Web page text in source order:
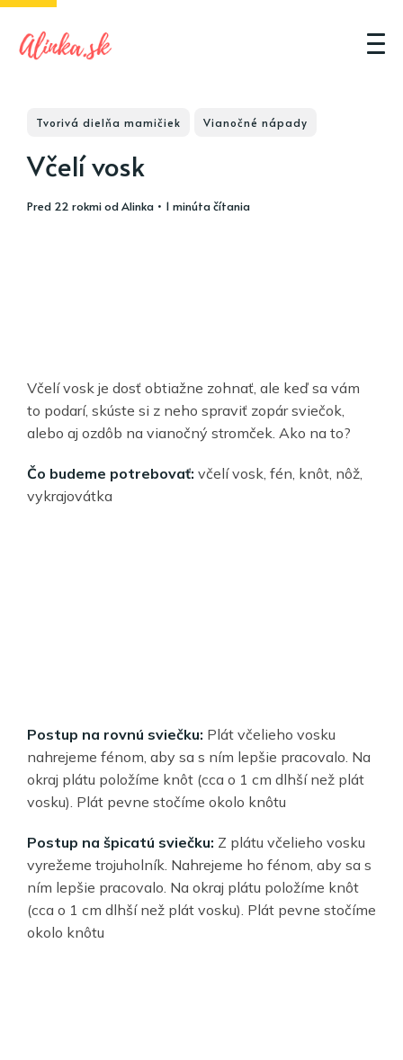
Tvorivá dielňa mamičiek Vianočné nápady
Včelí vosk
pred 22 rokmiodAlinka • 1 minúta čítania
Včelí vosk je dosť obtiažne zohnať, ale keď sa vám
to podarí, skúste si z neho spraviť zopár sviečok,
alebo aj ozdôb na vianočný stromček. Ako na to?
Čo budeme potrebovať: včelí vosk, fén, knôt, nôž,
vykrajovátka
Postup na rovnú sviečku: Plát včelieho vosku
nahrejeme fénom, aby sa s ním lepšie pracovalo. Na
okraj plátu položíme knôt (cca o 1 cm dlhší než plát
vosku). Plát pevne stočíme okolo knôtu
Postup na špicatú sviečku: Z plátu včelieho vosku
vyrežeme trojuholník. Nahrejeme ho fénom, aby sa s
ním lepšie pracovalo. Na okraj plátu položíme knôt
(cca o 1 cm dlhší než plát vosku). Plát pevne stočíme
okolo knôtu